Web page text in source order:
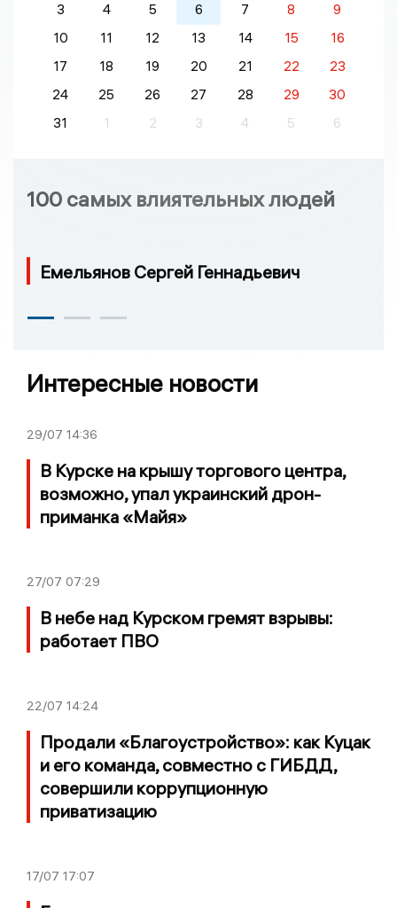
3
4 5 6 7 8
9
10
11 12 13 14 15
16
17
18 19 20 21 22
23
24
25 26 27 28 29
30
31
1 2 3 4 5 6
100 самых влиятельных людей
Емельянов Сергей Геннадьевич
Интересные новости
29/07 14:36
В Курске на крышу торгового центра,
возможно, упал украинский дрон-
приманка «Майя»
27/07 07:29
В небе над Курском гремят взрывы:
работает ПВО
22/07 14:24
Продали «Благоустройство»: как Куцак
и его команда, совместно с ГИБДД,
совершили коррупционную
приватизацию
17/07 17:07